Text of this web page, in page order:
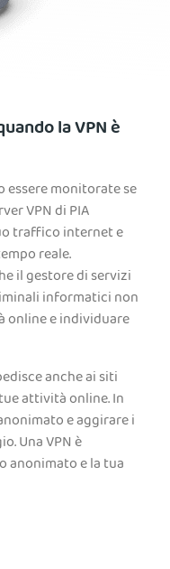
la VPN è
monitorate se
VPN di PIA
traffico internet e
reale.
il gestore di servizi
informatici non
online e individuare
anche ai siti
attività online. In
e aggirare i
Una VPN è
anonimato e la tua